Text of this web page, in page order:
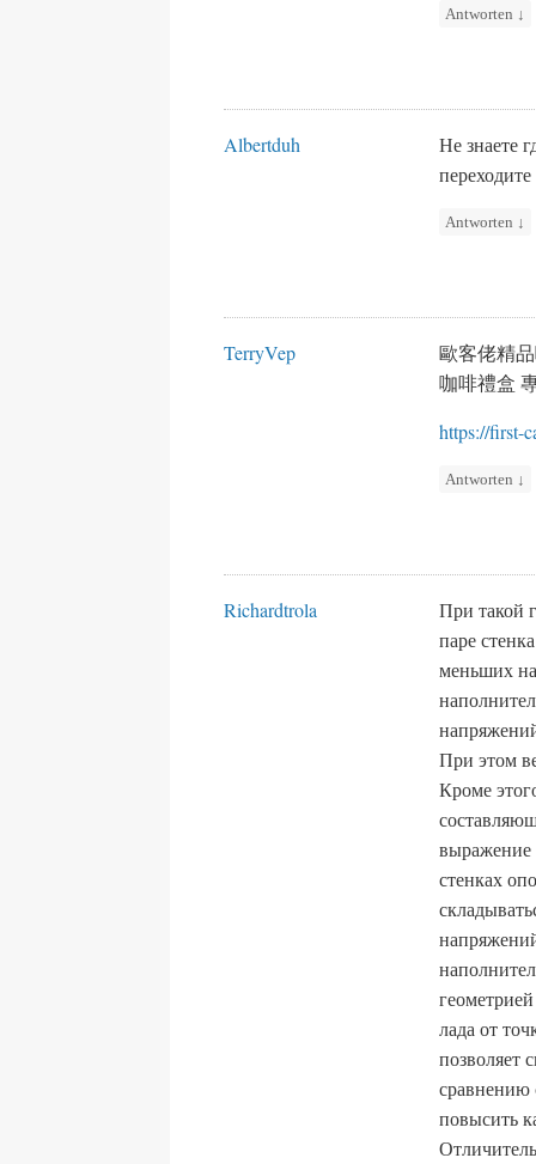
Antworten ↓
Albertduh
Не знаете
Antworten ↓
TerryVep
歐客佬精
咖啡禮盒
https://first-
Antworten ↓
Richardtrola
При такой
паре
меньших
При этом
Кроме
выражение
стенках
лада от
позволяет
сравнению
повысить